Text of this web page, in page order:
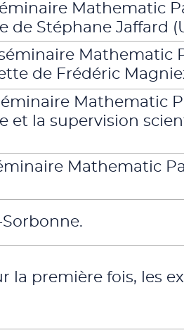
Mathematic
de Stéphane Jaffard
Mathematic
de Frédéric
Mathematic
et la supervision
Mathematic
la première fois, les